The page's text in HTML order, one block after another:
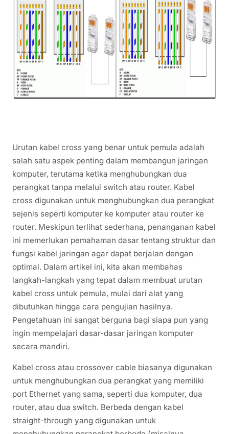
Urutan kabel cross yang benar untuk pemula adalah
salah satu aspek penting dalam membangun jaringan
komputer, terutama ketika menghubungkan dua
perangkat tanpa melalui switch atau router. Kabel
cross digunakan untuk menghubungkan dua perangkat
sejenis seperti komputer ke komputer atau router ke
router. Meskipun terlihat sederhana, penanganan kabel
ini memerlukan pemahaman dasar tentang struktur dan
fungsi kabel jaringan agar dapat berjalan dengan
optimal. Dalam artikel ini, kita akan membahas
langkah-langkah yang tepat dalam membuat urutan
kabel cross untuk pemula, mulai dari alat yang
dibutuhkan hingga cara pengujian hasilnya.
Pengetahuan ini sangat berguna bagi siapa pun yang
ingin mempelajari dasar-dasar jaringan komputer
secara mandiri.
Kabel cross atau crossover cable biasanya digunakan
untuk menghubungkan dua perangkat yang memiliki
port Ethernet yang sama, seperti dua komputer, dua
router, atau dua switch. Berbeda dengan kabel
straight-through yang digunakan untuk